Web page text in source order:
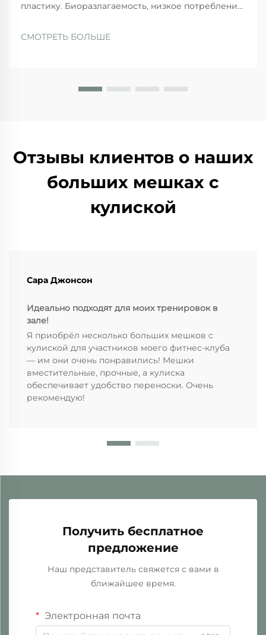
пластику. Биоразлагаемость, низкое потребление
аналогами. Когда речь идёт о дружелюбных к
СМОТРЕТЬ БОЛЬШЕ
Отзывы клиентов о наших
больших мешках с
кулиской
Сара Джонсон
Идеально подходят для моих тренировок в
зале!
Я приобрёл несколько больших мешков с
кулиской для участников моего фитнес-клуба
— им они очень понравились! Мешки
вместительные, прочные, а кулиска
обеспечивает удобство переноски. Очень
рекомендую!
Получить бесплатное
предложение
Наш представитель свяжется с вами в
ближайшее время.
Электронная почта